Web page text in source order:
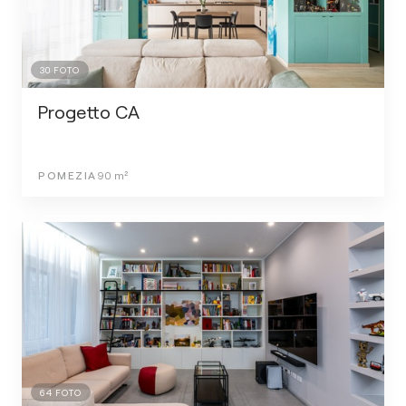
30 FOTO
Progetto CA
POMEZIA 90 m²
64 FOTO